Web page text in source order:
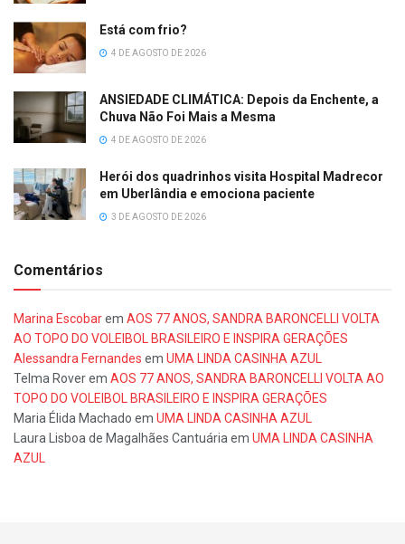
Está com frio?
4 DE AGOSTO DE 2026
ANSIEDADE CLIMÁTICA: Depois da Enchente, a
Chuva Não Foi Mais a Mesma
4 DE AGOSTO DE 2026
Herói dos quadrinhos visita Hospital Madrecor
em Uberlândia e emociona paciente
3 DE AGOSTO DE 2026
Comentários
Marina Escobarem AOS 77 ANOS, SANDRA BARONCELLI VOLTA
AO TOPO DO VOLEIBOL BRASILEIRO E INSPIRA GERAÇÕES
Alessandra Fernandes em UMA LINDA CASINHA AZUL
Telma Roverem AOS 77 ANOS, SANDRA BARONCELLI VOLTA AO
TOPO DO VOLEIBOL BRASILEIRO E INSPIRA GERAÇÕES
Maria Élida Machado em UMA LINDA CASINHA AZUL
Laura Lisboa de Magalhães Cantuária em UMA LINDA CASINHA
AZUL